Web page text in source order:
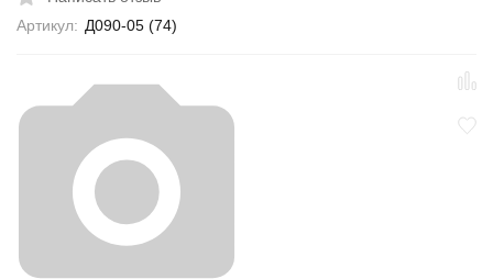
Артикул: Д090-05 (74)